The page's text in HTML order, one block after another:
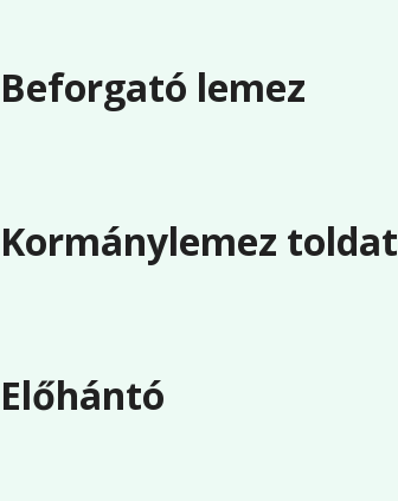
Beforgató lemez
Kormánylemez toldat
Előhántó